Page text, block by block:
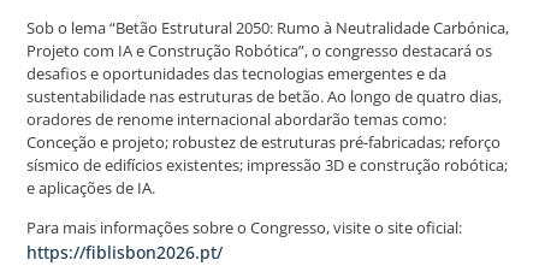
Sob o lema “Betão Estrutural 2050: Rumo à Neutralidade Carbónica,
Projeto com IA e Construção Robótica”, o congresso destacará os
desafios e oportunidades das tecnologias emergentes e da
sustentabilidade nas estruturas de betão. Ao longo de quatro dias,
oradores de renome internacional abordarão temas como:
Conceção e projeto; robustez de estruturas pré-fabricadas; reforço
sísmico de edifícios existentes; impressão 3D e construção robótica;
e aplicações de IA.
Para mais informações sobre o Congresso, visite o site oficial:
https://fiblisbon2026.pt/